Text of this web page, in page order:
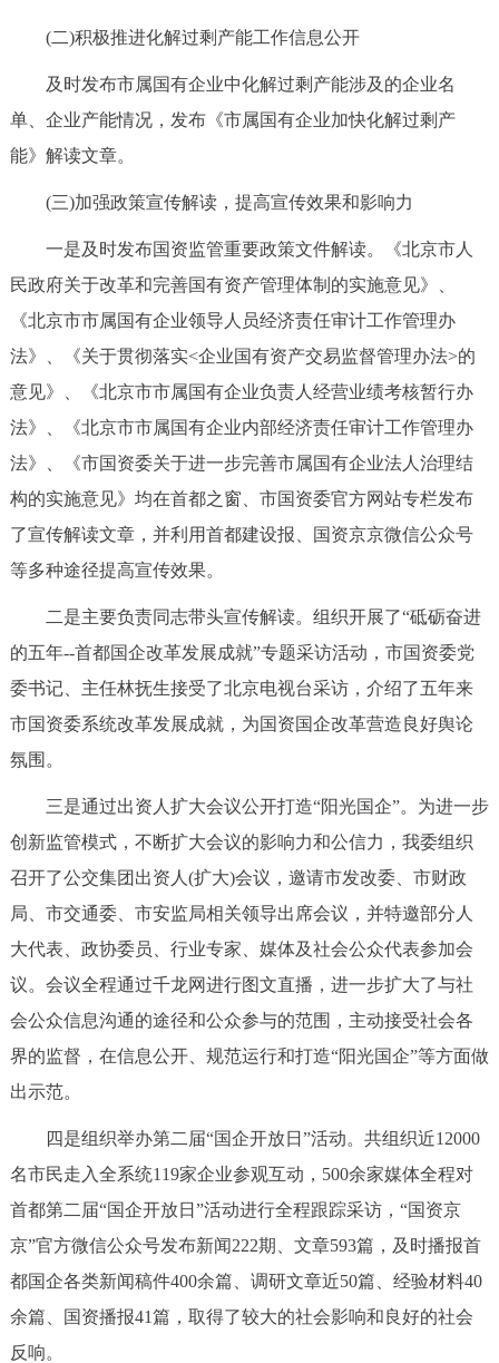
(二)积极推进化解过剩产能工作信息公开
及时发布市属国有企业中化解过剩产能涉及的企业名
单、企业产能情况，发布《市属国有企业加快化解过剩产
能》解读文章。
(三)加强政策宣传解读，提高宣传效果和影响力
一是及时发布国资监管重要政策文件解读。《北京市人
民政府关于改革和完善国有资产管理体制的实施意见》、
《北京市市属国有企业领导人员经济责任审计工作管理办
法》、《关于贯彻落实<企业国有资产交易监督管理办法>的
意见》、《北京市市属国有企业负责人经营业绩考核暂行办
法》、《北京市市属国有企业内部经济责任审计工作管理办
法》、《市国资委关于进一步完善市属国有企业法人治理结
构的实施意见》均在首都之窗、市国资委官方网站专栏发布
了宣传解读文章，并利用首都建设报、国资京京微信公众号
等多种途径提高宣传效果。
二是主要负责同志带头宣传解读。组织开展了“砥砺奋进
的五年--首都国企改革发展成就”专题采访活动，市国资委党
委书记、主任林抚生接受了北京电视台采访，介绍了五年来
市国资委系统改革发展成就，为国资国企改革营造良好舆论
氛围。
三是通过出资人扩大会议公开打造“阳光国企”。为进一步
创新监管模式，不断扩大会议的影响力和公信力，我委组织
召开了公交集团出资人(扩大)会议，邀请市发改委、市财政
局、市交通委、市安监局相关领导出席会议，并特邀部分人
大代表、政协委员、行业专家、媒体及社会公众代表参加会
议。会议全程通过千龙网进行图文直播，进一步扩大了与社
会公众信息沟通的途径和公众参与的范围，主动接受社会各
界的监督，在信息公开、规范运行和打造“阳光国企”等方面做
出示范。
四是组织举办第二届“国企开放日”活动。共组织近12000
名市民走入全系统119家企业参观互动，500余家媒体全程对
首都第二届“国企开放日”活动进行全程跟踪采访，“国资京
京”官方微信公众号发布新闻222期、文章593篇，及时播报首
都国企各类新闻稿件400余篇、调研文章近50篇、经验材料40
余篇、国资播报41篇，取得了较大的社会影响和良好的社会
反响。